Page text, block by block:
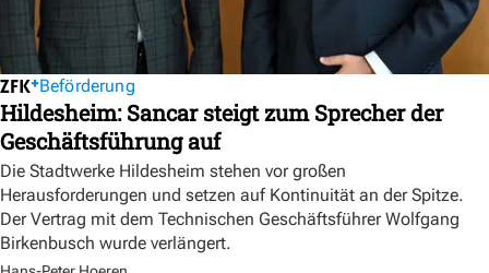
Beförderung
Hildesheim: Sancar steigt zum Sprecher der
Geschäftsführung auf
Die Stadtwerke Hildesheim stehen vor großen
Herausforderungen und setzen auf Kontinuität an der Spitze.
Der Vertrag mit dem Technischen Geschäftsführer Wolfgang
Birkenbusch wurde verlängert.